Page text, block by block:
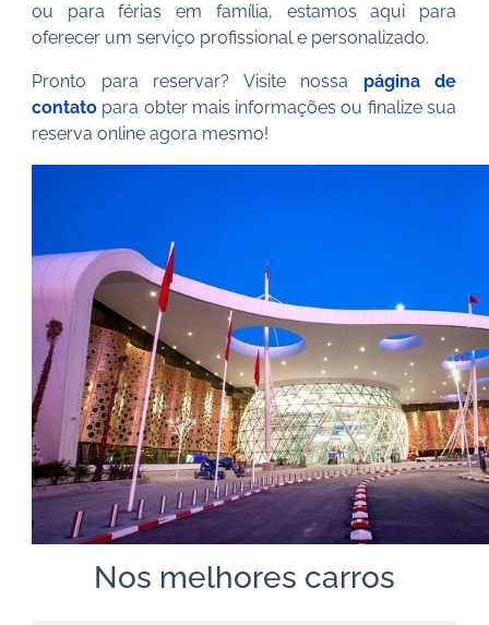
ou para férias em família, estamos aqui para
oferecer um serviço profissional e personalizado.
Pronto para reservar? Visite nossa página de
contato para obter mais informações ou finalize sua
reserva online agora mesmo!
Nos melhores carros